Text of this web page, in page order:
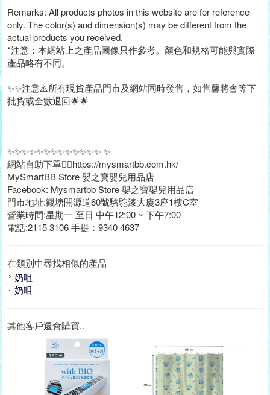
Remarks: All products photos in this website are for reference
only. The color(s) and dimension(s) may be different from the
actual products you received.
*注意：本網站上之產品圖像只作參考。顏色和規格可能與實際
產品略有不同。
✨✨注意⚠️所有現貨產品門市及網站同時發售，如售馨將會等下
批貨或全數退回🌟🌟
✨✨✨✨✨✨✨✨✨✨✨✨✨ ✨
網站自助下單👉🏻https://mysmartbb.com.hk/
MySmartBB Store 嬰之寶嬰兒用品店
Facebook: Mysmartbb Store 嬰之寶嬰兒用品店
門市地址:觀塘開源道60號駱駝漆大廈3座1樓C室
營業時間:星期一 至日 中午12:00 ~ 下午7:00
電話:2115 3106 手提：9340 4637
在類別中尋找相似的產品
奶咀
奶咀
其他客戶還會購買..